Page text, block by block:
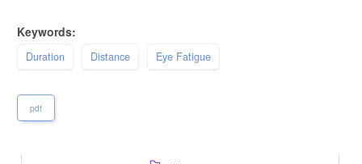
Keywords:
Duration Distance Eye Fatigue
pdf